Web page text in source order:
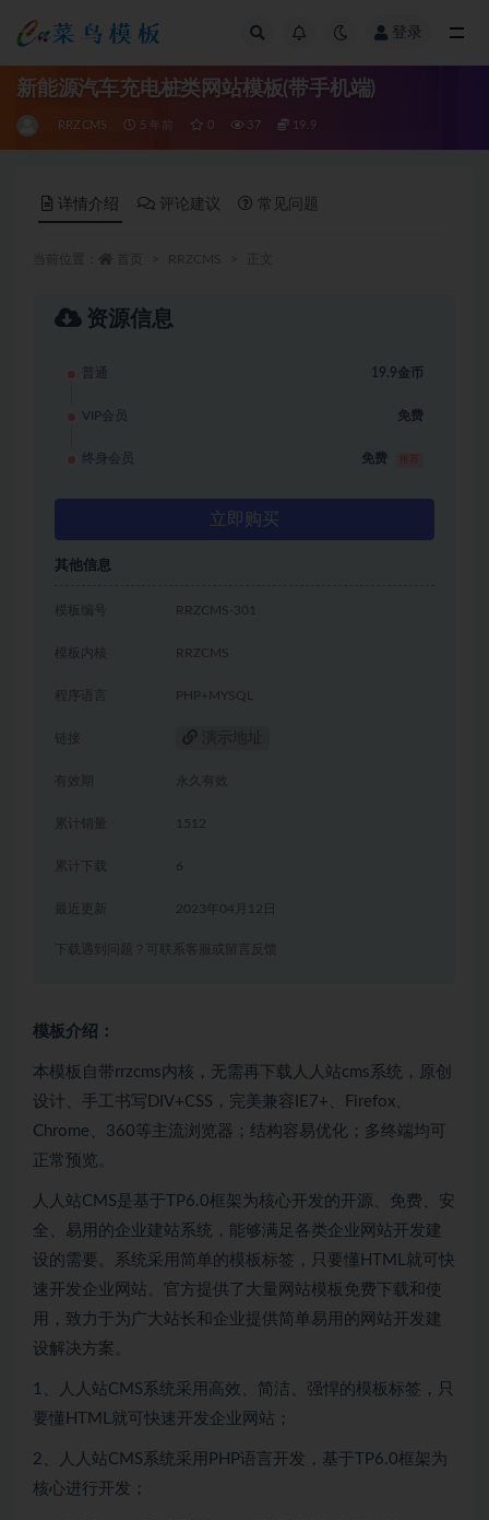
登录
新能源汽车充电桩类网站模板(带手机端)
RRZCMS 5 年前 0 37 19.9
详情介绍 评论建议 常见问题
资源信息
普通 19.9金币
VIP会员 免费
终身会员 免费
立即购买
其他信息
模板编号 RRZCMS-301
模板内核 RRZCMS
程序语言 PHP+MYSQL
链接
有效期 永久有效
累计销量 1512
累计下载 6
2023年04月12日
下载遇到问题？可联系客服或留言反馈
模板介绍：
本模板自带rrzcms内核，无需再下载人人站cms系统，原创
设计、手工书写DIV+CSS，完美兼容IE7+、Firefox、
Chrome、360等主流浏览器；结构容易优化；多终端均可
正常预览。
人人站CMS是基于TP6.0框架为核心开发的开源、免费、安
全、易用的企业建站系统，能够满足各类企业网站开发建
设的需要。系统采用简单的模板标签，只要懂HTML就可快
速开发企业网站。官方提供了大量网站模板免费下载和使
用，致力于为广大站长和企业提供简单易用的网站开发建
设解决方案。
1、人人站CMS系统采用高效、简洁、强悍的模板标签，只
要懂HTML就可快速开发企业网站；
2、人人站CMS系统采用PHP语言开发，基于TP6.0框架为
核心进行开发；